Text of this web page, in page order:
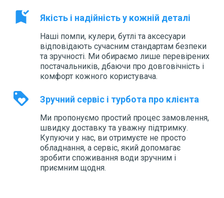
bookmark_added Якість і надійність у кожній деталі
Наші помпи, кулери, бутлі та аксесуари
відповідають сучасним стандартам безпеки
та зручності. Ми обираємо лише перевірених
постачальників, дбаючи про довговічність і
комфорт кожного користувача.
loyalty Зручний сервіс і турбота про клієнта
Ми пропонуємо простий процес замовлення,
швидку доставку та уважну підтримку.
Купуючи у нас, ви отримуєте не просто
обладнання, а сервіс, який допомагає
зробити споживання води зручним і
приємним щодня.